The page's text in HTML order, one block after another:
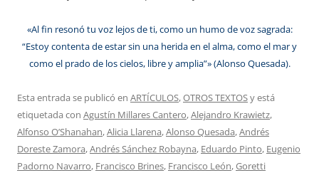
«Al fin resonó tu voz lejos de ti, como un humo de voz sagrada:
“Estoy contenta de estar sin una herida en el alma, como el mar y
como el prado de los cielos, libre y amplia”» (Alonso Quesada).
Esta entrada se publicó en ARTÍCULOS,OTROS TEXTOSy está
etiquetada con Agustín Millares Cantero,Alejandro Krawietz,
Alfonso O’Shanahan,Alicia Llarena,Alonso Quesada,Andrés
Doreste Zamora,Andrés Sánchez Robayna, Eduardo Pinto, Eugenio
Padorno Navarro, Francisco Brines, Francisco León,Goretti